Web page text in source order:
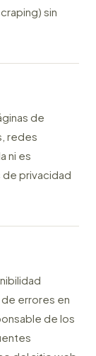
sin
de
redes
ni es
privacidad
de errores en
de los